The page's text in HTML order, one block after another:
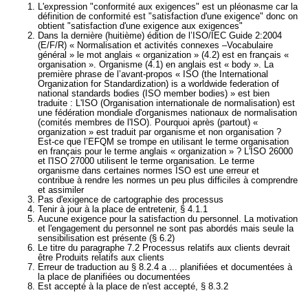
L'expression "conformité aux exigences" est un pléonasme car la
définition de conformité est "satisfaction d'une exigence" donc on
obtient "satisfaction d'une exigence aux exigences"
Dans la dernière (huitième) édition de l’ISO/IEC Guide 2:2004
(E/F/R) « Normalisation et activités connexes –Vocabulaire
général » le mot anglais « organization » (4.2) est en français «
organisation ». Organisme (4.1) en anglais est « body ». La
première phrase de l’avant-propos « ISO (the International
Organization for Standardization) is a worldwide federation of
national standards bodies (ISO member bodies) » est bien
traduite : L'ISO (Organisation internationale de normalisation) est
une fédération mondiale d'organismes nationaux de normalisation
(comités membres de l'ISO). Pourquoi après (partout) «
organization » est traduit par organisme et non organisation ?
Est-ce que l’EFQM se trompe en utilisant le terme organisation
en français pour le terme anglais « organization » ? L'ISO 26000
et l'ISO 27000 utilisent le terme organisation. Le terme
organisme dans certaines normes ISO est une erreur et
contribue à rendre les normes un peu plus difficiles à comprendre
et assimiler
Pas d'exigence de cartographie des processus
Tenir à jour à la place de entretenir, § 4.1.1
Aucune exigence pour la satisfaction du personnel. La motivation
et l'engagement du personnel ne sont pas abordés mais seule la
sensibilisation est présente (§ 6.2)
Le titre du paragraphe 7.2 Processus relatifs aux clients devrait
être Produits relatifs aux clients
Erreur de traduction au § 8.2.4 a ... planifiées et documentées à
la place de planifiées ou documentées
Est accepté à la place de n'est accepté, § 8.3.2